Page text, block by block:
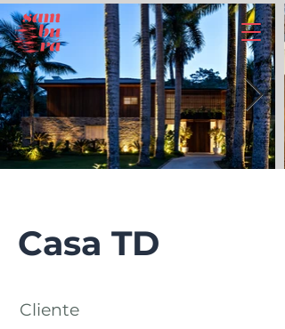
Casa TD
Cliente